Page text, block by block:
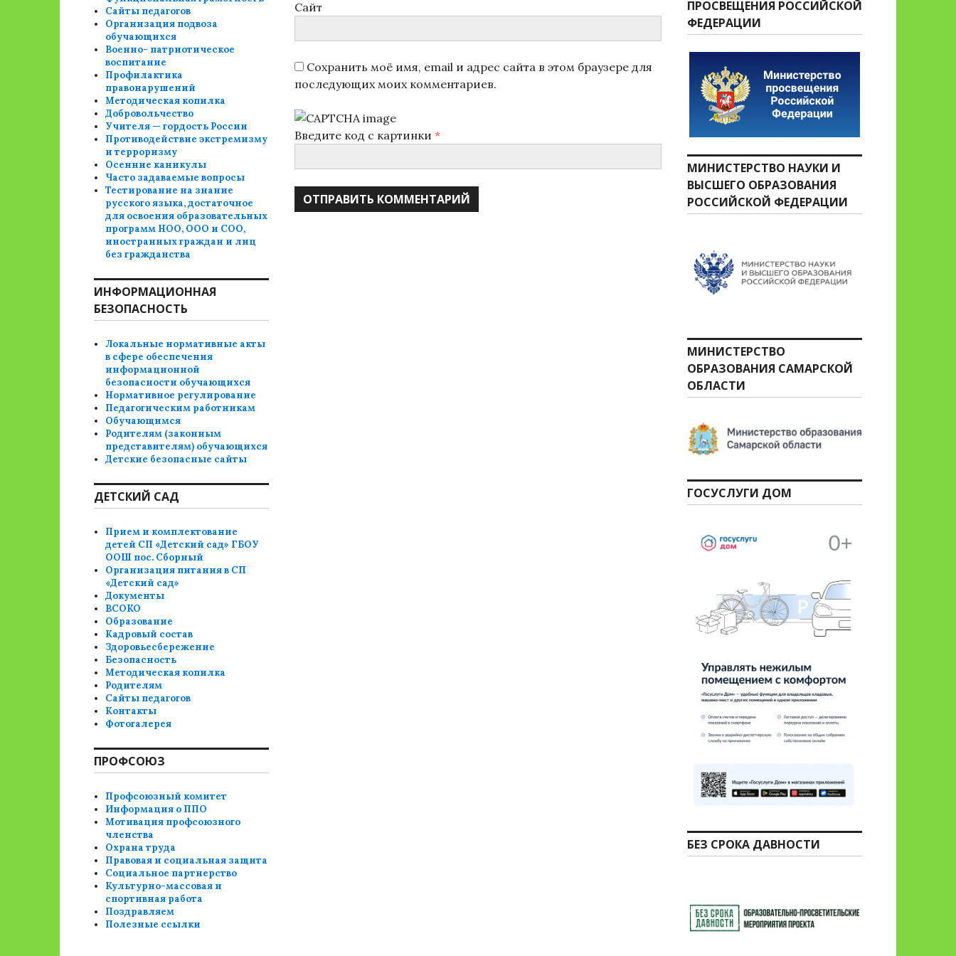
Сайт
Сохранить моё имя, email и адрес сайта в этом браузере для
последующих моих комментариев.
Введите код с картинки *
Сайты педагогов
Организация подвоза
обучающихся
Военно- патриотическое
воспитание
Профилактика
правонарушений
Методическая копилка
Добровольчество
Учителя — гордость России
Противодействие экстремизму
и терроризму
Осенние каникулы
Часто задаваемые вопросы
Тестирование на знание
русского языка, достаточное
для освоения образовательных
программ НОО, ООО и СОО,
иностранных граждан и лиц
без гражданства
ИНФОРМАЦИОННАЯ
БЕЗОПАСНОСТЬ
Локальные нормативные акты
в сфере обеспечения
информационной
безопасности обучающихся
Нормативное регулирование
Педагогическим работникам
Обучающимся
Родителям (законным
представителям) обучающихся
Детские безопасные сайты
ДЕТСКИЙ САД
Прием и комплектование
детей СП «Детский сад» ГБОУ
ООШ пос. Сборный
Организация питания в СП
«Детский сад»
Документы
ВСОКО
Образование
Кадровый состав
Здоровьесбережение
Безопасность
Методическая копилка
Родителям
Сайты педагогов
Контакты
Фотогалерея
ПРОФСОЮЗ
Профсоюзный комитет
Информация о ППО
Мотивация профсоюзного
членства
Охрана труда
Правовая и социальная защита
Социальное партнерство
Культурно-массовая и
спортивная работа
Поздравляем
Полезные ссылки
ПРОСВЕЩЕНИЯ РОССИЙСКОЙ
ФЕДЕРАЦИИ
МИНИСТЕРСТВО НАУКИ И
ВЫСШЕГО ОБРАЗОВАНИЯ
РОССИЙСКОЙ ФЕДЕРАЦИИ
МИНИСТЕРСТВО
ОБРАЗОВАНИЯ САМАРСКОЙ
ОБЛАСТИ
ГОСУСЛУГИ ДОМ
БЕЗ СРОКА ДАВНОСТИ